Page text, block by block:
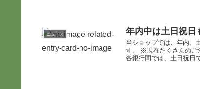
ニュース 年内中は土日祝日
当ショップでは、年内、
す。 ※現在たくさんのご
各銀行間では、土日祝日